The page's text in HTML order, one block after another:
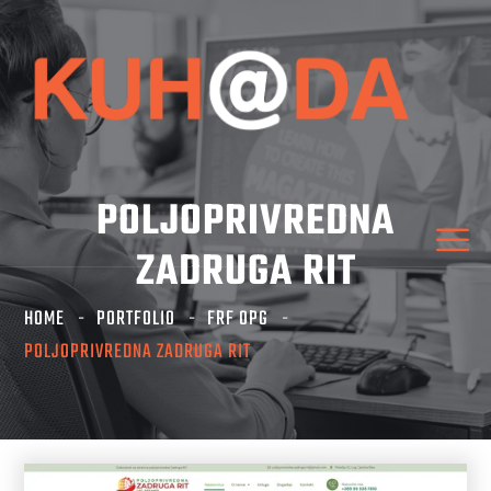
POLJOPRIVREDNA
ZADRUGA RIT
HOME PORTFOLIO
FRF OPG
POLJOPRIVREDNA ZADRUGA RIT